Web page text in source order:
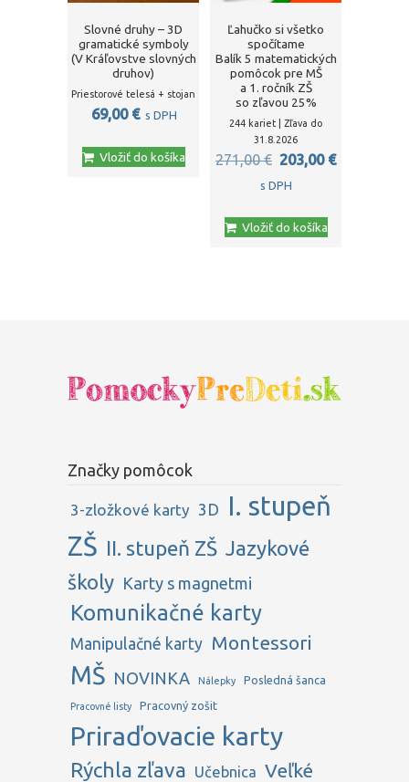
Slovné druhy – 3D
gramatické symboly
(V Kráľovstve slovných
druhov)
Priestorové telesá + stojan
69,00 € s DPH
Vložiť do košíka
Ľahučko si všetko
spočítame
Balík 5 matematických
pomôcok pre MŠ
a 1. ročník ZŠ
so zľavou 25%
244 kariet | Zľava do
31.8.2026
271,00€ Pôvodná
cena
271,00 €.
203,00 €
s DPH
Vložiť do košíka
Značky pomôcok
3-zložkové karty 3D
I. stupeň
ZŠ II. stupeň ZŠ Jazykové
školy Karty s magnetmi
Komunikačné karty
Manipulačné karty Montessori
MŠ NOVINKA Nálepky Posledná šanca
Pracovné listy Pracovný zošit
Priraďovacie karty
Rýchla zľava Učebnica Veľké